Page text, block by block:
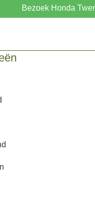
Bezoek Honda